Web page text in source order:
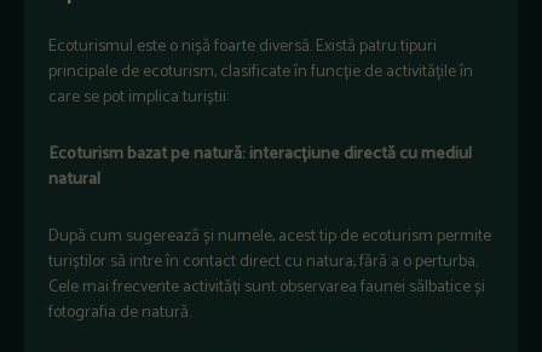
Ecoturismul este o nișă foarte diversă. Există patru tipuri
principale de ecoturism, clasificate în funcție de activitățile în
care se pot implica turiștii:
Ecoturism bazat pe natură: interacțiune directă cu mediul
natural
După cum sugerează și numele, acest tip de ecoturism permite
turiștilor să intre în contact direct cu natura, fără a o perturba.
Cele mai frecvente activități sunt observarea faunei sălbatice și
fotografia de natură.